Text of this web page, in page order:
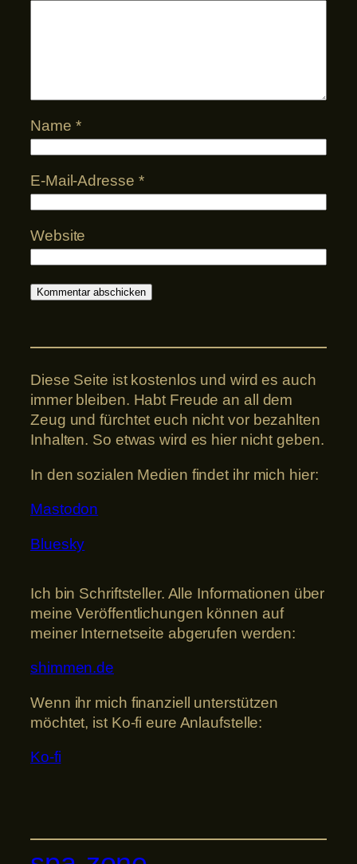
Name *
E-Mail-Adresse *
Website
Diese Seite ist kostenlos und wird es auch
immer bleiben. Habt Freude an all dem
Zeug und fürchtet euch nicht vor bezahlten
Inhalten. So etwas wird es hier nicht geben.
In den sozialen Medien findet ihr mich hier:
Mastodon
Bluesky
Ich bin Schriftsteller. Alle Informationen über
meine Veröffentlichungen können auf
meiner Internetseite abgerufen werden:
shimmen.de
Wenn ihr mich finanziell unterstützen
möchtet, ist Ko-fi eure Anlaufstelle:
Ko-fi